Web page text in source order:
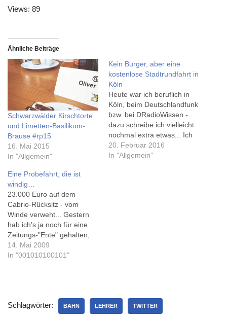
Views: 89
Ähnliche Beiträge
Schwarzwälder Kirschtorte
und Limetten-Basilikum-
Brause #rp15
16. Mai 2015
In "Allgemein"
Kein Burger, aber eine
kostenlose Stadtrundfahrt in
Köln
Heute war ich beruflich in
Köln, beim Deutschlandfunk
bzw. bei DRadioWissen -
dazu schreibe ich vielleicht
nochmal extra etwas... Ich
hatte mir eine kleine Pause
extra an's Ende des
20. Februar 2016
In "Allgemein"
Eine Probefahrt, die ist
windig…
23.000 Euro auf dem
Cabrio-Rücksitz - vom
Winde verweht... Gestern
hab ich's ja noch für eine
Zeitungs-"Ente" gehalten,
aber nachdem nun gleich
zwei Zeitungen heute früh
Glück unternehme ich
meine heutige Probefahrt
14. Mai 2009
In "001010100101"
Schlagwörter: BAHN LEHRER TWITTER